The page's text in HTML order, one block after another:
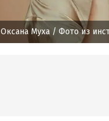
Оксана Муха / Фото из